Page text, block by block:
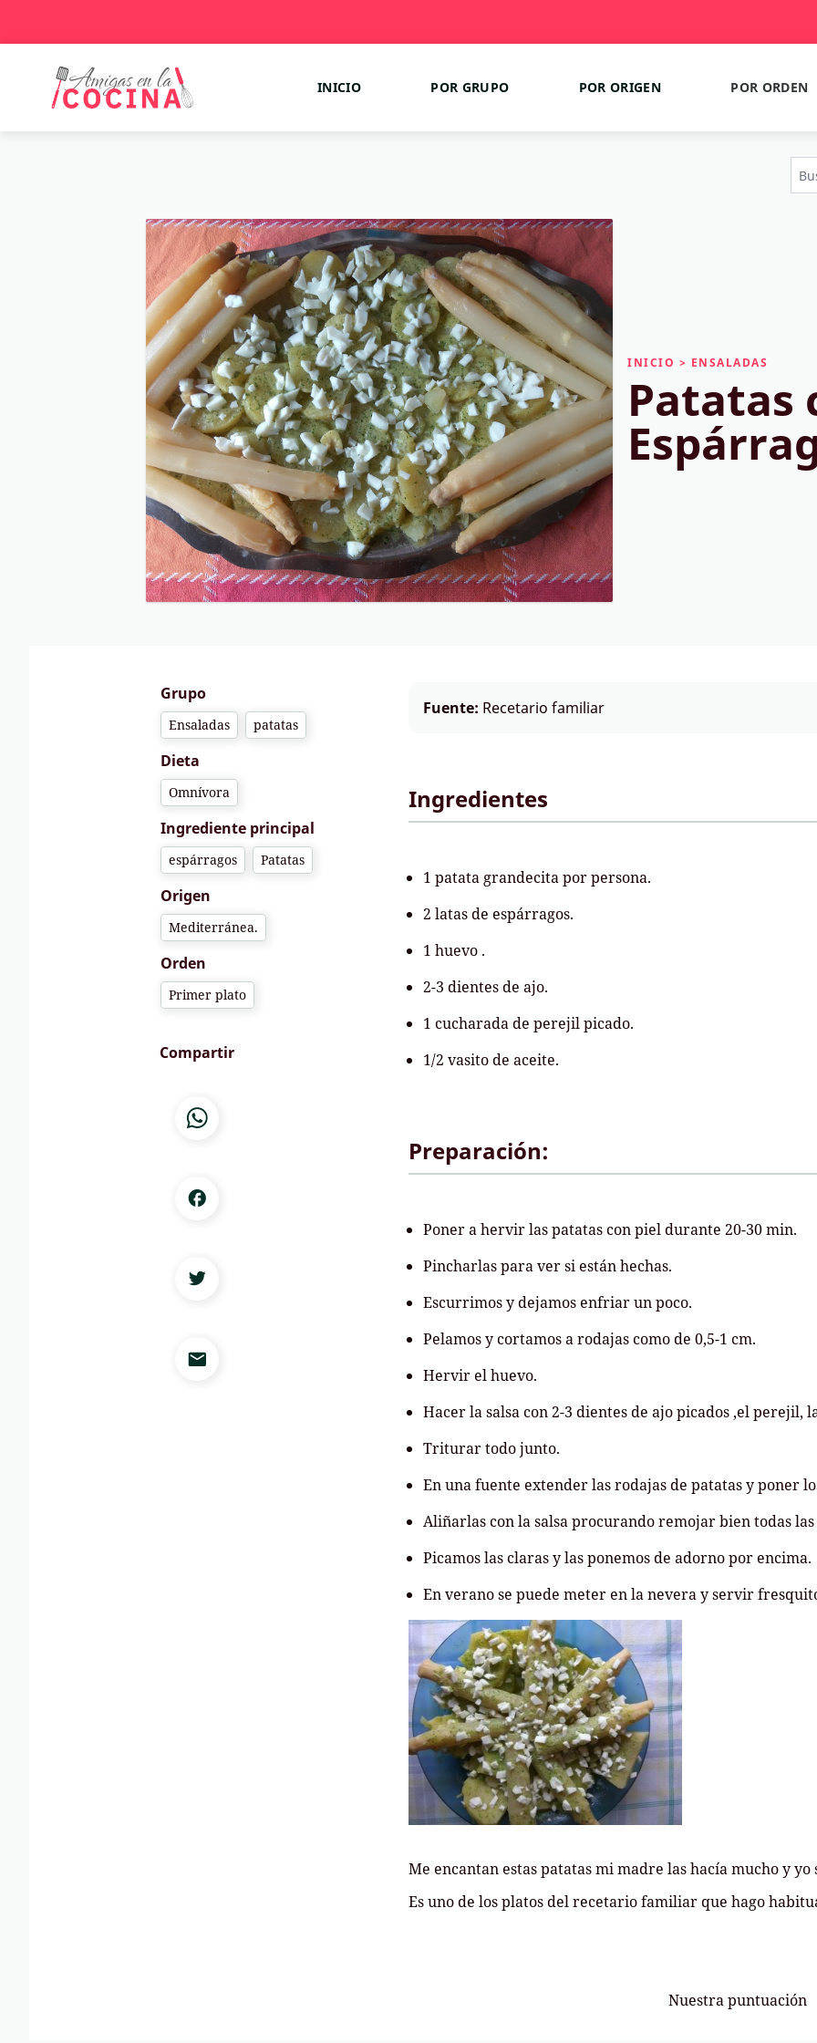
INICIO POR GRUPO POR ORIGEN POR ORDEN
INICIO > ENSALADAS
Patatas
Grupo
Ensaladas patatas
Dieta
Omnívora
Ingrediente principal
espárragos Patatas
Origen
Mediterránea.
Orden
Primer plato
Compartir
Fuente: Recetario familiar
Ingredientes
1 patata grandecita por persona.
2 latas de espárragos.
1 huevo .
2-3 dientes de ajo.
1 cucharada de perejil picado.
1/2 vasito de aceite.
Preparación:
Poner a hervir las patatas con piel durante 20-30 min.
Pincharlas para ver si están hechas.
Escurrimos y dejamos enfriar un poco.
Pelamos y cortamos a rodajas como de 0,5-1 cm.
Hervir el huevo.
Hacer la salsa con 2-3 dientes de ajo picados ,el perejil,
Triturar todo junto.
En una fuente extender las rodajas de patatas y poner
Aliñarlas con la salsa procurando remojar bien todas
Picamos las claras y las ponemos de adorno por encima.
En verano se puede meter en la nevera y servir
Me encantan estas patatas mi madre las hacía mucho y yo
Es uno de los platos del recetario familiar que hago
Nuestra puntuación